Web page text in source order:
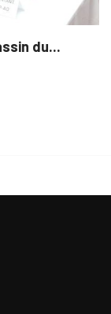
du...